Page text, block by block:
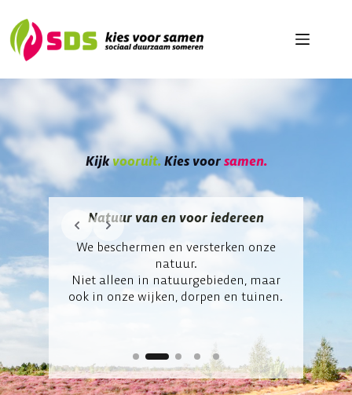
naar
de
inhoud
Kijkvooruit.Kies voor samen.
waar
worden.
zorg
Natuur van en voor iedereen
We beschermen en versterken onze
natuur.
Niet alleen in natuurgebieden, maar
ook in onze wijken, dorpen en tuinen.
Cultuur
Slide 2 of 5